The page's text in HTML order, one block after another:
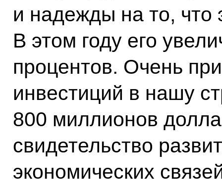
и надежды на то, что
В этом году его
процентов. Очень
инвестиций в нашу
800 миллионов
свидетельство
экономических